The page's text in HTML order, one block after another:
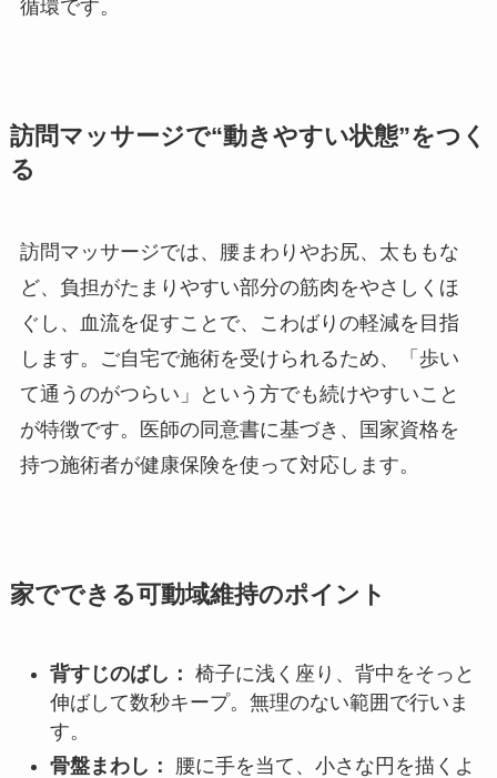
循環です。
訪問マッサージで“動きやすい状態”をつく
る
訪問マッサージでは、腰まわりやお尻、太ももな
ど、負担がたまりやすい部分の筋肉をやさしくほ
ぐし、血流を促すことで、こわばりの軽減を目指
します。ご自宅で施術を受けられるため、「歩い
て通うのがつらい」という方でも続けやすいこと
が特徴です。医師の同意書に基づき、国家資格を
持つ施術者が健康保険を使って対応します。
家でできる可動域維持のポイント
背すじのばし： 椅子に浅く座り、背中をそっと
伸ばして数秒キープ。無理のない範囲で行いま
す。
骨盤まわし：
腰に手を当て、小さな円を描くよ